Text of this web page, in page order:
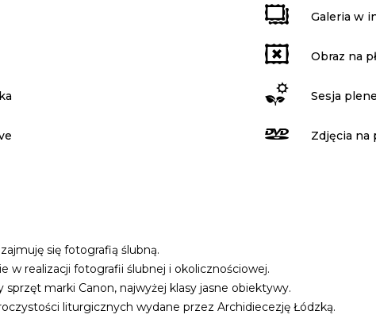
Galeria w
Obraz na
Sesja
Zdjęcia na
się fotografią ślubną.
w realizacji fotografii ślubnej i okolicznościowej.
marki Canon, najwyżej klasy jasne obiektywy.
liturgicznych wydane przez Archidiecezję Łódzką.